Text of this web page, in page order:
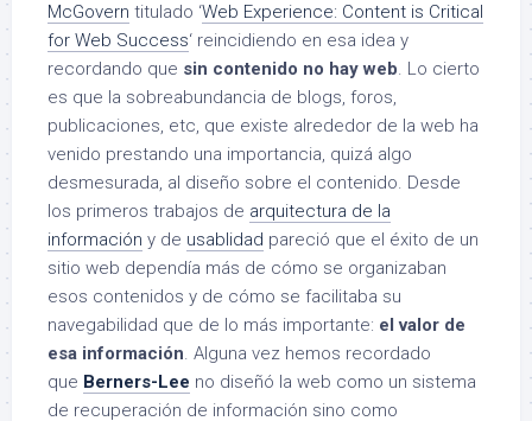
McGovern titulado ‘Web Experience: Content is Critical
for Web Success‘ reincidiendo en esa idea y
recordando que sin contenido no hay web. Lo cierto
es que la sobreabundancia de blogs, foros,
publicaciones, etc, que existe alrededor de la web ha
venido prestando una importancia, quizá algo
desmesurada, al diseño sobre el contenido. Desde
los primeros trabajos de arquitectura de la
información y de usablidad pareció que el éxito de un
sitio web dependía más de cómo se organizaban
esos contenidos y de cómo se facilitaba su
navegabilidad que de lo más importante: el valor de
esa información. Alguna vez hemos recordado
que Berners-Lee no diseñó la web como un sistema
de recuperación de información sino como